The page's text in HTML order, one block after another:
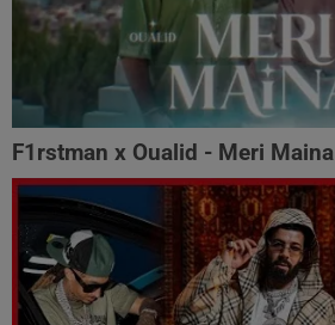
F1rstman x Oualid - Meri Maina